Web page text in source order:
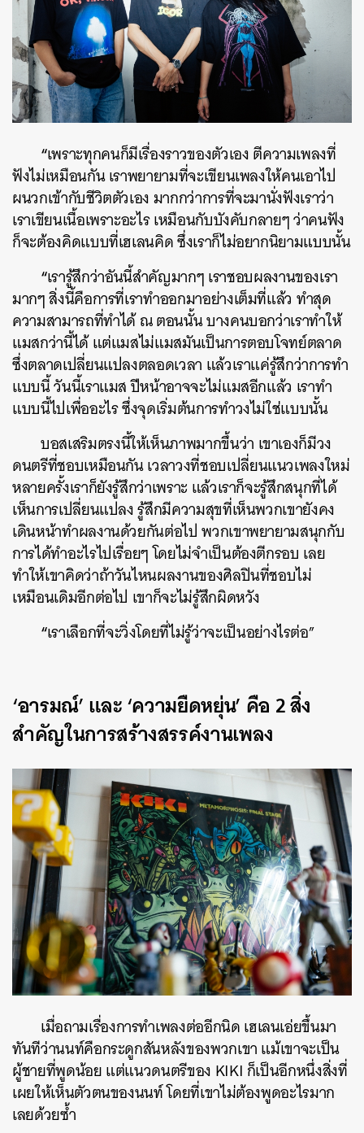
“เพราะทุกคนก็มีเรื่องราวของตัวเอง ตีความเพลงที่
ฟังไม่เหมือนกัน เราพยายามที่จะเขียนเพลงให้คนเอาไป
ผนวกเข้ากับชีวิตตัวเอง มากกว่าการที่จะมานั่งฟังเราว่า
เราเขียนเนื้อเพราะอะไร เหมือนกับบังคับกลายๆ ว่าคนฟัง
ก็จะต้องคิดแบบที่เฮเลนคิด ซึ่งเราก็ไม่อยากนิยามแบบนั้น
“เรารู้สึกว่าอันนี้สำคัญมากๆ เราชอบผลงานของเรา
มากๆ สิ่งนี้คือการที่เราทำออกมาอย่างเต็มที่แล้ว ทำสุด
ความสามารถที่ทำได้ ณ ตอนนั้น บางคนบอกว่าเราทำให้
แมสกว่านี้ได้ แต่แมสไม่แมสมันเป็นการตอบโจทย์ตลาด
ซึ่งตลาดเปลี่ยนแปลงตลอดเวลา แล้วเราแค่รู้สึกว่าการทำ
แบบนี้ วันนี้เราแมส ปีหน้าอาจจะไม่แมสอีกแล้ว เราทำ
แบบนี้ไปเพื่ออะไร ซึ่งจุดเริ่มต้นการทำวงไม่ใช่แบบนั้น
บอสเสริมตรงนี้ให้เห็นภาพมากขึ้นว่า เขาเองก็มีวง
ดนตรีที่ชอบเหมือนกันเวลาวงที่ชอบเปลี่ยนแนวเพลงใหม่
หลายครั้งเราก็ยังรู้สึกว่าเพราะ แล้วเราก็จะรู้สึกสนุกที่ได้
เห็นการเปลี่ยนแปลง รู้สึกมีความสุขที่เห็นพวกเขายังคง
เดินหน้าทำผลงานด้วยกันต่อไป พวกเขาพยายามสนุกกับ
การได้ทำอะไรไปเรื่อยๆ โดยไม่จำเป็นต้องตีกรอบ เลย
ทำให้เขาคิดว่าถ้าวันไหนผลงานของศิลปินที่ชอบไม่
เหมือนเดิมอีกต่อไป เขาก็จะไม่รู้สึกผิดหวัง
“เราเลือกที่จะวิ่งโดยที่ไม่รู้ว่าจะเป็นอย่างไรต่อ”
‘อารมณ์’ และ ‘ความยืดหยุ่น’ คือ 2 สิ่ง
สำคัญในการสร้างสรรค์งานเพลง
เมื่อถามเรื่องการทำเพลงต่ออีกนิด เฮเลนเอ่ยขึ้นมา
ทันทีว่านนท์คือกระดูกสันหลังของพวกเขา แม้เขาจะเป็น
ผู้ชายที่พูดน้อย แต่แนวดนตรีของ KIKI ก็เป็นอีกหนึ่งสิ่งที่
เผยให้เห็นตัวตนของนนท์ โดยที่เขาไม่ต้องพูดอะไรมาก
เลยด้วยซ้ำ